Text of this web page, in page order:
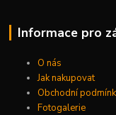
Informace pro
O nás
Jak nakupovat
Obchodní
Fotogalerie